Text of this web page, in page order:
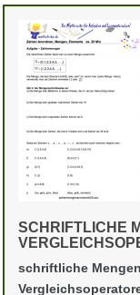
SCHRIFTLICHE
schriftliche